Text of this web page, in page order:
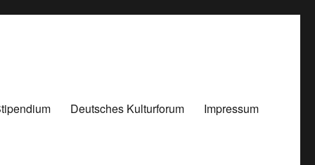
Deutsches Kulturforum Impressum